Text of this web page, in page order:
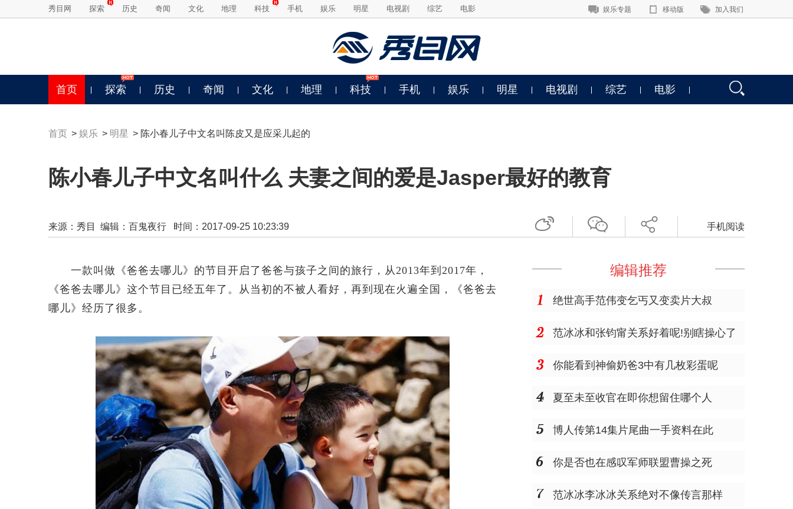
秀目网 探索 历史 奇闻 文化 地理 科技 手机 娱乐 明星 电视剧 综艺 电影 娱乐专题 移动版 加入我们
首页 探索 历史 奇闻 文化 地理 科技 手机 娱乐 明星 电视剧 综艺 电影
首页 > 娱乐 > 明星 > 陈小春儿子中文名叫陈皮又是应采儿起的
陈小春儿子中文名叫什么 夫妻之间的爱是Jasper最好的教育
来源： 秀目 编辑：百鬼夜行 时间：2017-09-25 10:23:39 手机阅读
一款叫做《爸爸去哪儿》的节目开启了爸爸与孩子之间的旅行，从2013年到2017年，
《爸爸去哪儿》这个节目已经五年了。从当初的不被人看好，再到现在火遍全国，《爸爸去
哪儿》经历了很多。
编辑推荐
绝世高手范伟变乞丐又变卖片大叔
范冰冰和张钧甯关系好着呢!别瞎操心了
你能看到神偷奶爸3中有几枚彩蛋呢
夏至未至收官在即你想留住哪个人
博人传第14集片尾曲一手资料在此
你是否也在感叹军师联盟曹操之死
范冰冰李冰冰关系绝对不像传言那样